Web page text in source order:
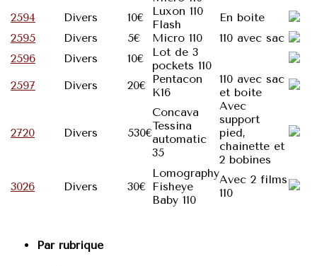
2594
Divers 10€
Luxon 110
Flash
En boite
2595
Divers 5€ Micro 110
110 avec sac
2596
Divers 10€
Lot de 3
pockets 110
2597
Divers 20€ Pentacon
K16
110 avec sac
et boite
2720 Divers 530€
Concava
Tessina
automatic
35
Avec
support
pied,
chainette et
2 bobines
3026
Divers 30€
Lomography
Fisheye
Baby 110
Avec 2 films
110
Par rubrique